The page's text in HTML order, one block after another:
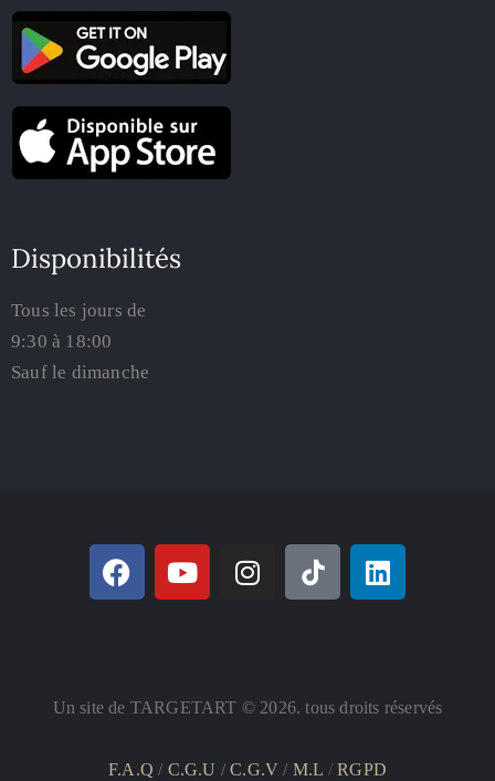
Disponibilités
Tous les jours de
9:30 à 18:00
Sauf le dimanche
Un site de TARGETART © 2026. tous droits réservés
F.A.Q / C.G.U /C.G.V/ M.L /RGPD